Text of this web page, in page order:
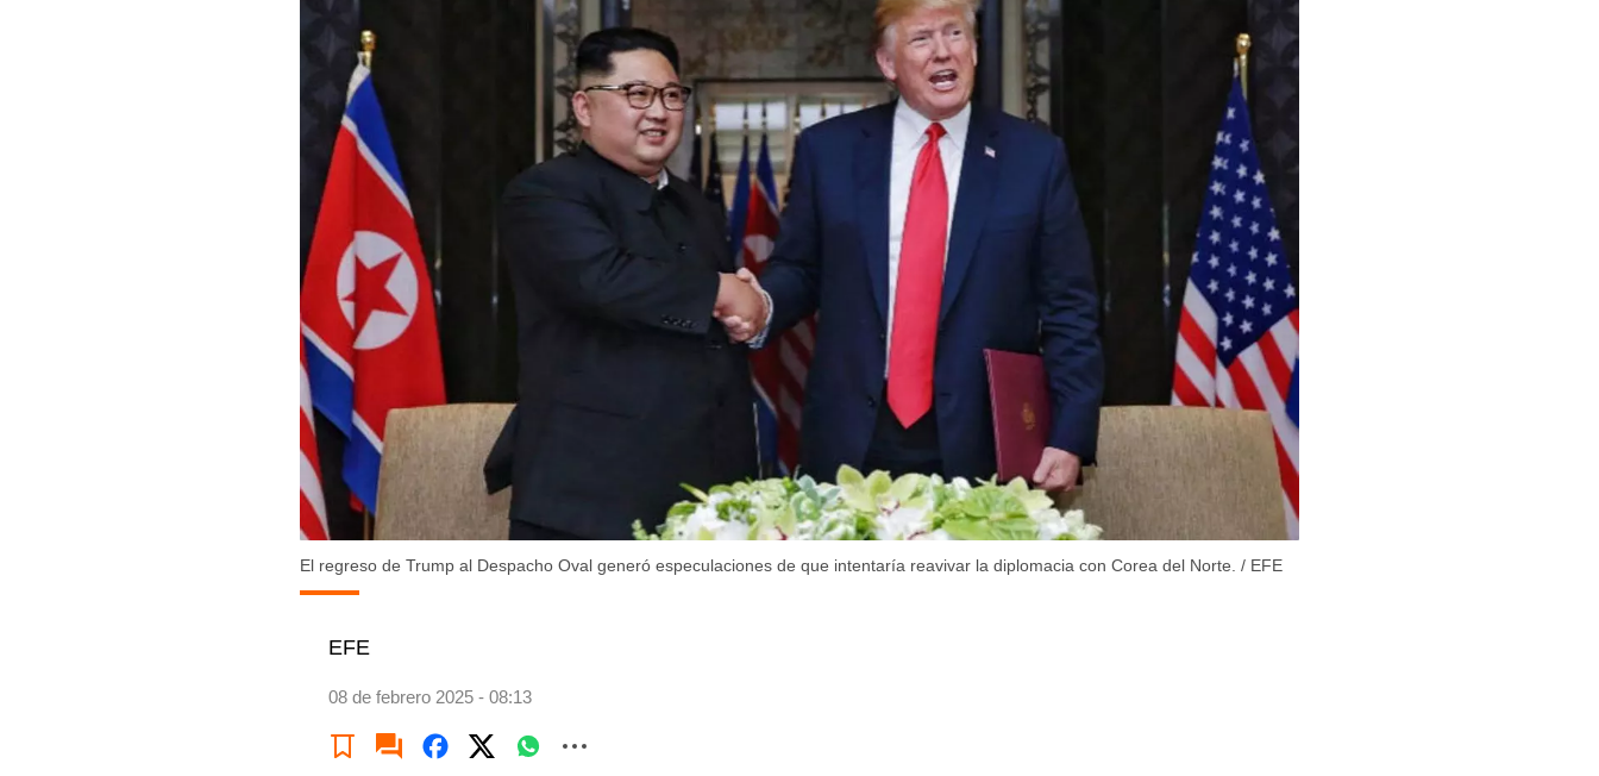
El regreso de Trump al Despacho Oval generó especulaciones de que intentaría reavivar la diplomacia con Corea del Norte. / EFE
EFE
08 de febrero 2025 - 08:13